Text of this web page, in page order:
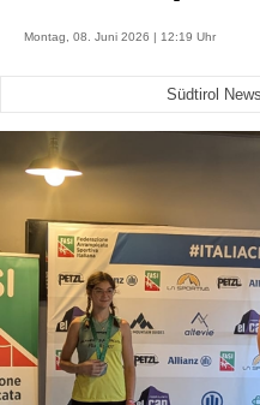
Montag, 08. Juni 2026 | 12:19 Uhr
Südtirol